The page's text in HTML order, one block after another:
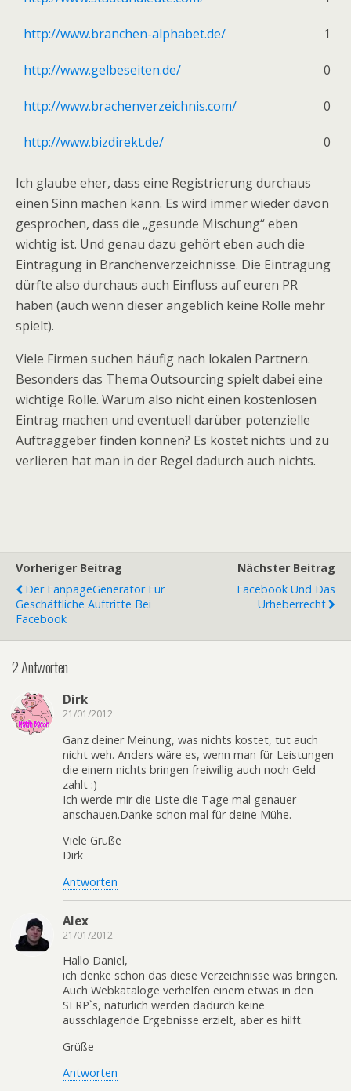
http://www.branchen-alphabet.de/ 1
http://www.gelbeseiten.de/ 0
http://www.brachenverzeichnis.com/ 0
http://www.bizdirekt.de/ 0
Ich glaube eher, dass eine Registrierung durchaus
einen Sinn machen kann. Es wird immer wieder davon
gesprochen, dass die „gesunde Mischung“ eben
wichtig ist. Und genau dazu gehört eben auch die
Eintragung in Branchenverzeichnisse. Die Eintragung
dürfte also durchaus auch Einfluss auf euren PR
haben (auch wenn dieser angeblich keine Rolle mehr
spielt).
Viele Firmen suchen häufig nach lokalen Partnern.
Besonders das Thema Outsourcing spielt dabei eine
wichtige Rolle. Warum also nicht einen kostenlosen
Eintrag machen und eventuell darüber potenzielle
Auftraggeber finden können? Es kostet nichts und zu
verlieren hat man in der Regel dadurch auch nichts.
Vorheriger Beitrag
Der FanpageGenerator Für
Geschäftliche Auftritte Bei
Facebook
Nächster Beitrag
Facebook Und Das
Urheberrecht
2 Antworten
Dirk
21/01/2012
Ganz deiner Meinung, was nichts kostet, tut auch
nicht weh. Anders wäre es, wenn man für Leistungen
die einem nichts bringen freiwillig auch noch Geld
zahlt :)
Ich werde mir die Liste die Tage mal genauer
anschauen.Danke schon mal für deine Mühe.
Viele Grüße
Dirk
Antworten
Alex
21/01/2012
Hallo Daniel,
ich denke schon das diese Verzeichnisse was bringen.
Auch Webkataloge verhelfen einem etwas in den
SERP`s, natürlich werden dadurch keine
ausschlagende Ergebnisse erzielt, aber es hilft.
Grüße
Antworten